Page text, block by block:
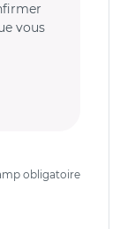
vous
obligatoire